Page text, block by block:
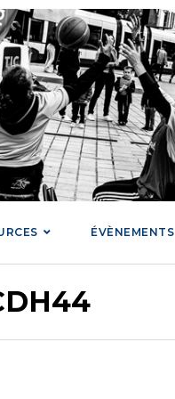
ÉVÈNEMENTS